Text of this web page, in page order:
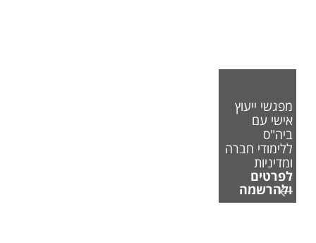
מפגשי ייעוץ
אישי עם
ביה"ס
ללימודי חברה
ומדיניות
לפרטים
ולהרשמה